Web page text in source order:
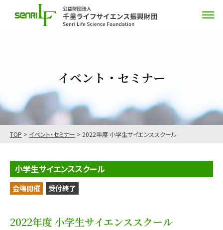
イベント・セミナー
TOP > イベント・セミナー > 2022年度 小学生サイエンススクール
小学生サイエンススクール
会場開催 受付終了
2022年度 小学生サイエンススクール